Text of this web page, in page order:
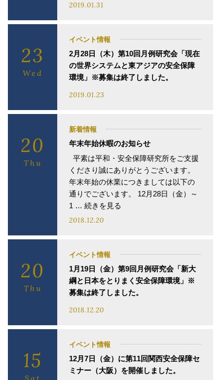
2019.01.31
23
Wed
イベント情報
2月28日（木）第10回月例研究会「現在
の世界システムと東アジアの安全保障
環境」※募集は終了しました。
2019.01.23
20
Thu
新着情報
年末年始休暇のお知らせ
平素は平和・安全保障研究所をご支援
くださり誠にありがとうございます。
年末年始の休業につきましては以下の
通りでございます。 12月28日（金）～
1 … 続きを見る
2018.12.20
20
Thu
イベント情報
1月19日（金）第9回月例研究会「新大
綱と日本をとりまく安全保障環境」※
募集は終了しました。
2018.12.20
15
Sat
イベント情報
12月7日（金）に第11回関西安全保障セ
ミナー（大阪）を開催しました。